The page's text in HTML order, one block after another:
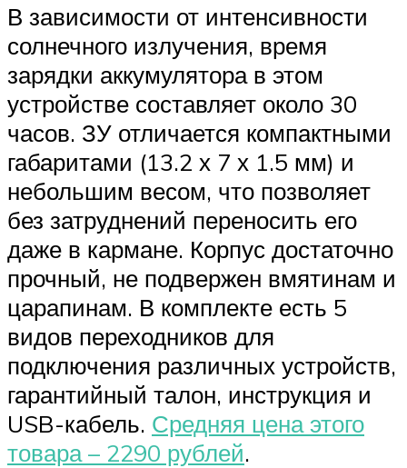
В зависимости от интенсивности
солнечного излучения, время
зарядки аккумулятора в этом
устройстве составляет около 30
часов. ЗУ отличается компактными
габаритами (13.2 х 7 х 1.5 мм) и
небольшим весом, что позволяет
без затруднений переносить его
даже в кармане. Корпус достаточно
прочный, не подвержен вмятинам и
царапинам. В комплекте есть 5
видов переходников для
подключения различных устройств,
гарантийный талон, инструкция и
USB-кабель. Средняя цена этого
товара – 2290 рублей.